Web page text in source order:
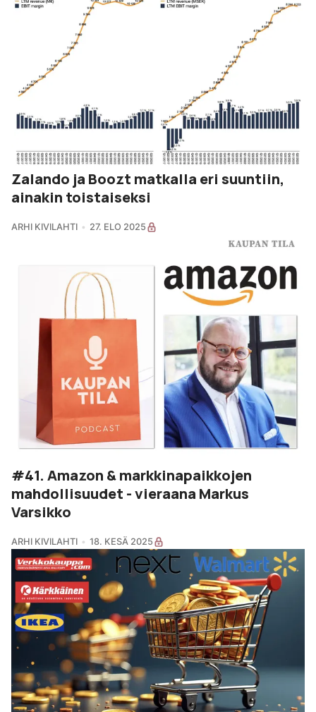
Zalando ja Boozt matkalla eri suuntiin,
ainakin toistaiseksi
ARHI KIVILAHTI 27. ELO 2025
#41. Amazon & markkinapaikkojen
mahdollisuudet - vieraana Markus
Varsikko
ARHI KIVILAHTI 18. KESÄ 2025